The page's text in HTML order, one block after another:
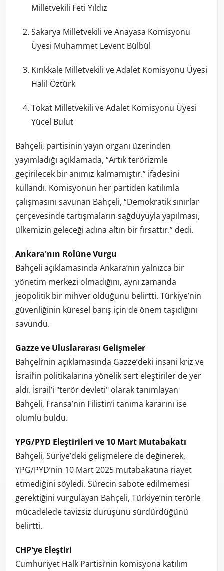
Milletvekili Feti Yıldız
Sakarya Milletvekili ve Anayasa Komisyonu
Üyesi Muhammet Levent Bülbül
Kırıkkale Milletvekili ve Adalet Komisyonu Üyesi
Halil Öztürk
Tokat Milletvekili ve Adalet Komisyonu Üyesi
Yücel Bulut
Bahçeli, partisinin yayın organı üzerinden
yayımladığı açıklamada, “Artık terörizmle
geçirilecek bir anımız kalmamıştır.” ifadesini
kullandı. Komisyonun her partiden katılımla
çalışmasını savunan Bahçeli, “Demokratik sınırlar
çerçevesinde tartışmaların sağduyuyla yapılması,
ülkemizin geleceği adına altın bir fırsattır.” dedi.
Ankara'nın Rolüne Vurgu
Bahçeli açıklamasında Ankara’nın yalnızca bir
yönetim merkezi olmadığını, aynı zamanda
jeopolitik bir mihver olduğunu belirtti. Türkiye’nin
güvenliğinin küresel barış için de önem taşıdığını
savundu.
Gazze ve Uluslararası Gelişmeler
Bahçeli’nin açıklamasında Gazze’deki insani kriz ve
İsrail’in politikalarına yönelik sert eleştiriler de yer
aldı. İsrail’i "terör devleti" olarak tanımlayan
Bahçeli, Fransa’nın Filistin’i tanıma kararını ise
olumlu buldu.
YPG/PYD Eleştirileri ve 10 Mart Mutabakatı
Bahçeli, Suriye’deki gelişmelere de değinerek,
YPG/PYD’nin 10 Mart 2025 mutabakatına riayet
etmediğini söyledi. Sürecin sabote edilmemesi
gerektiğini vurgulayan Bahçeli, Türkiye’nin terörle
mücadelede tavizsiz duruşunu sürdürdüğünü
belirtti.
CHP'ye Eleştiri
Cumhuriyet Halk Partisi’nin komisyona katılım